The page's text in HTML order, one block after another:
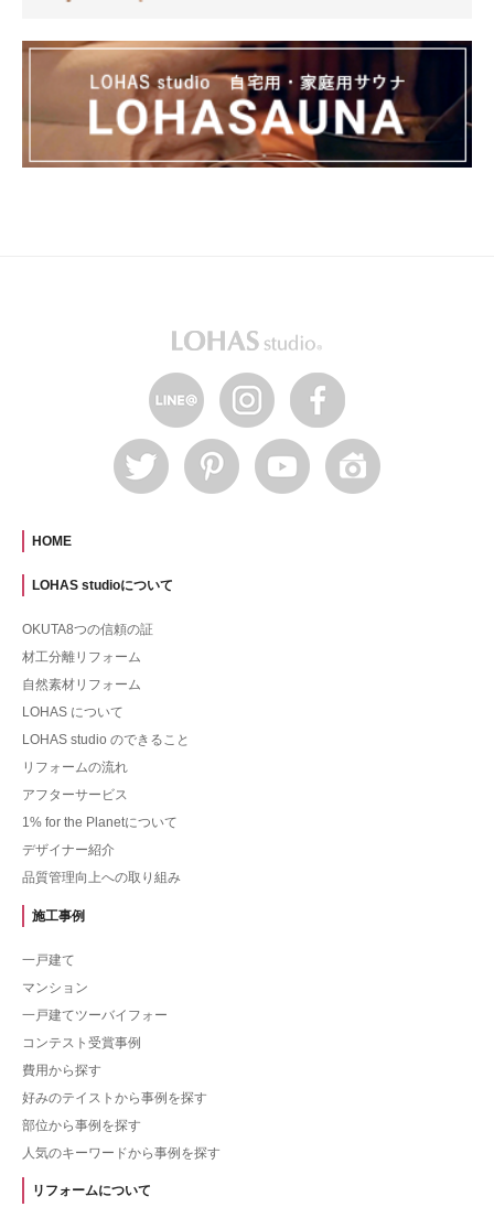
HOME
LOHAS studioについて
OKUTA8つの信頼の証
材工分離リフォーム
自然素材リフォーム
LOHAS について
LOHAS studio のできること
リフォームの流れ
アフターサービス
1% for the Planetについて
デザイナー紹介
品質管理向上への取り組み
施工事例
一戸建て
マンション
一戸建てツーバイフォー
コンテスト受賞事例
費用から探す
好みのテイストから事例を探す
部位から事例を探す
人気のキーワードから事例を探す
リフォームについて